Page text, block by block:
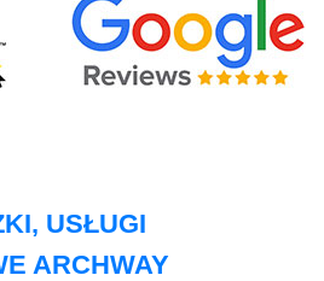
USŁUGI
ARCHWAY